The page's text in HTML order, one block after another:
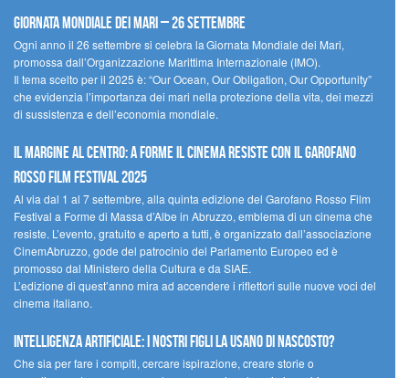
Giornata Mondiale dei Mari – 26 settembre
Ogni anno il 26 settembre si celebra la Giornata Mondiale dei Mari,
promossa dall’Organizzazione Marittima Internazionale (IMO).
Il tema scelto per il 2025 è: “Our Ocean, Our Obligation, Our Opportunity”
che evidenzia l’importanza dei mari nella protezione della vita, dei mezzi
di sussistenza e dell’economia mondiale.
Il margine al centro: a Forme il cinema resiste con il Garofano
Rosso Film Festival 2025
Al via dal 1 al 7 settembre, alla quinta edizione del Garofano Rosso Film
Festival a Forme di Massa d’Albe in Abruzzo, emblema di un cinema che
resiste. L’evento, gratuito e aperto a tutti, è organizzato dall’associazione
CinemAbruzzo, gode del patrocinio del Parlamento Europeo ed è
promosso dal Ministero della Cultura e da SIAE.
L’edizione di quest’anno mira ad accendere i riflettori sulle nuove voci del
cinema italiano.
Intelligenza artificiale: i nostri figli la usano di nascosto?
Che sia per fare i compiti, cercare ispirazione, creare storie o